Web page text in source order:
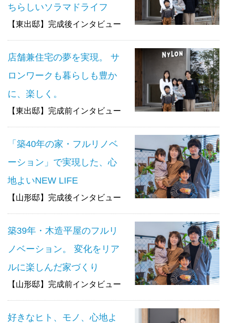
ちらしいソラマドライフ
【東出邸】完成後インタビュー
店舗兼住宅の夢を実現。 サ
ロンワークも暮らしも豊か
に、楽しく。
【東出邸】完成前インタビュー
「築40年の家・フルリノベ
ーション」で実現した、心
地よいNEW LIFE
【山形邸】完成後インタビュー
築39年・木造平屋のフルリ
ノベーション。 変化をリア
ルに楽しんだ家づくり
【山形邸】完成前インタビュー
好きなヒト、モノ、心地よ